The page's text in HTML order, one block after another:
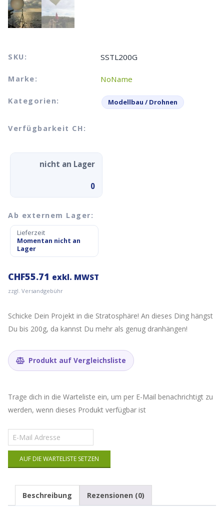
SKU: SSTL200G
Marke: NoName
Kategorien: Modellbau / Drohnen
Verfügbarkeit CH:
nicht an Lager
0
Ab externem Lager:
Lieferzeit
Momentan nicht an
Lager
CHF55.71 exkl. MWST
zzgl. Versandgebühr
Schicke Dein Projekt in die Stratosphäre! An dieses Ding hängst
Du bis 200g, da kannst Du mehr als genug dranhängen!
Produkt auf Vergleichsliste
Trage dich in die Warteliste ein, um per E-Mail benachrichtigt zu
werden, wenn dieses Produkt verfügbar ist
Gib
deine
E-
Mail-
Adresse
die
AUF DIE WARTELISTE SETZEN
Beschreibung Rezensionen (0)